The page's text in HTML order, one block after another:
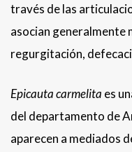
través de las
asocian generalmente
regurgitación,
Epicauta carmelita es
del departamento de
aparecen a mediados